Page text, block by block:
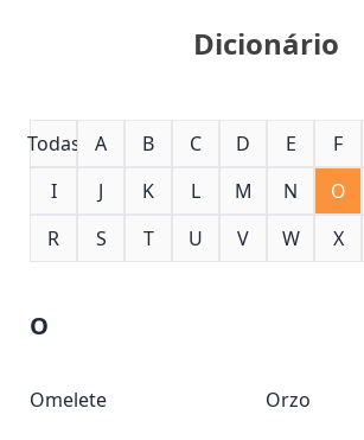
Dicionário
Todas A B C D E F
I
J K L M N O
R
S T U V W X
O
Omelete Orzo